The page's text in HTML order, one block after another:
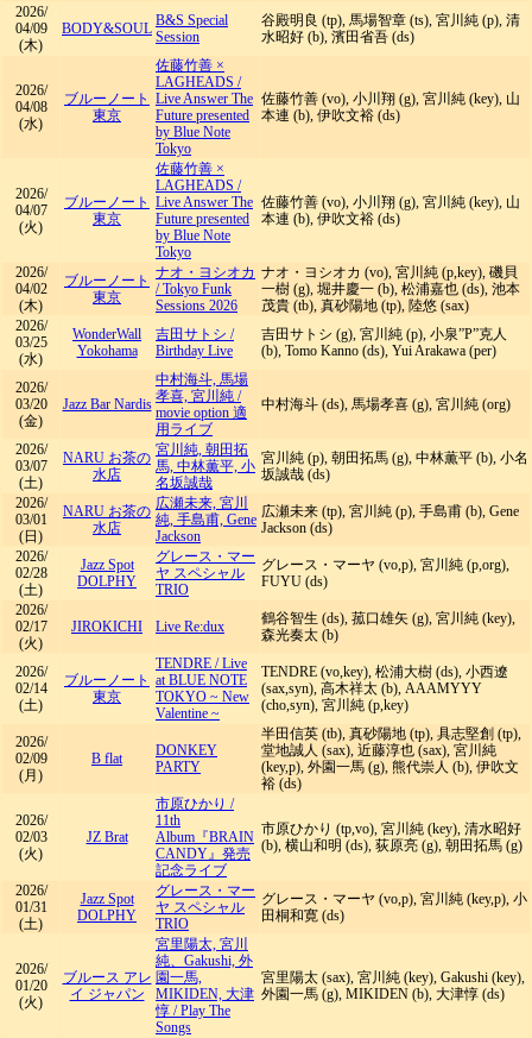
2026/
04/09
(木)
BODY&SOUL B&S Special
Session
谷殿明良 (tp), 馬場智章 (ts), 宮川純 (p), 清
水昭好 (b), 濱田省吾 (ds)
2026/
04/08
(水)
ブルーノート
東京
佐藤竹善 ×
LAGHEADS /
Live Answer The
Future presented
by Blue Note
Tokyo
佐藤竹善 (vo), 小川翔 (g), 宮川純 (key), 山
本連 (b), 伊吹文裕 (ds)
2026/
04/07
(火)
ブルーノート
東京
佐藤竹善 ×
LAGHEADS /
Live Answer The
Future presented
by Blue Note
Tokyo
佐藤竹善 (vo), 小川翔 (g), 宮川純 (key), 山
本連 (b), 伊吹文裕 (ds)
2026/
04/02
(木)
ブルーノート
東京
ナオ・ヨシオカ
/Tokyo Funk
Sessions 2026
ナオ・ヨシオカ (vo), 宮川純 (p,key), 磯貝
一樹 (g), 堀井慶一 (b), 松浦嘉也 (ds), 池本
茂貴 (tb), 真砂陽地 (tp), 陸悠 (sax)
2026/
03/25
(水)
WonderWall
Yokohama
吉田サトシ /
Birthday Live
吉田サトシ (g), 宮川純 (p), 小泉”P”克人
(b), Tomo Kanno (ds), Yui Arakawa (per)
2026/
03/20
(金)
Jazz Bar Nardis
中村海斗, 馬場
孝喜, 宮川純 /
movie option 適
用ライブ
中村海斗 (ds), 馬場孝喜 (g), 宮川純 (org)
2026/
03/07
(土)
NARU お茶の
水店
宮川純, 朝田拓
馬, 中林薫平, 小
名坂誠哉
宮川純 (p), 朝田拓馬 (g), 中林薫平 (b), 小名
坂誠哉 (ds)
2026/
03/01
(日)
NARU お茶の
水店
広瀬未来, 宮川
純, 手島甫, Gene
Jackson
広瀬未来 (tp), 宮川純 (p), 手島甫 (b), Gene
Jackson (ds)
2026/
02/28
(土)
Jazz Spot
DOLPHY
グレース・マー
ヤ スペシャル
TRIO
グレース・マーヤ (vo,p), 宮川純 (p,org),
FUYU (ds)
2026/
02/17
(火)
JIROKICHI Live Re:dux
鶴谷智生 (ds), 菰口雄矢 (g), 宮川純 (key),
森光奏太 (b)
2026/
02/14
(土)
ブルーノート
東京
TENDRE /Live
at BLUE NOTE
TOKYO ~ New
Valentine ~
TENDRE (vo,key), 松浦大樹 (ds), 小西遼
(sax,syn), 高木祥太 (b), AAAMYYY
(cho,syn), 宮川純 (p,key)
2026/
02/09
(月)
B flat
DONKEY
PARTY
半田信英 (tb), 真砂陽地 (tp), 具志堅創 (tp),
堂地誠人 (sax), 近藤淳也 (sax), 宮川純
(key,p), 外園一馬 (g), 熊代崇人 (b), 伊吹文
裕 (ds)
2026/
02/03
(火)
JZ Brat
市原ひかり /
11th
Album『BRAIN
CANDY』発売
記念ライブ
市原ひかり (tp,vo), 宮川純 (key), 清水昭好
(b), 横山和明 (ds), 荻原亮 (g), 朝田拓馬 (g)
2026/
01/31
(土)
Jazz Spot
DOLPHY
グレース・マー
ヤ スペシャル
TRIO
グレース・マーヤ (vo,p), 宮川純 (key,p), 小
田桐和寛 (ds)
2026/
01/20
(火)
ブルース アレ
イ ジャパン
宮里陽太, 宮川
純、Gakushi, 外
園一馬,
MIKIDEN, 大津
惇 /Play The
Songs
宮里陽太 (sax), 宮川純 (key), Gakushi (key),
外園一馬 (g), MIKIDEN (b), 大津惇 (ds)